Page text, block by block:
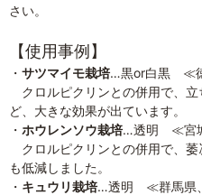
さい。
【使用事例】
・ サツマイモ栽培…黒or白黒 ≪
クロルピクリンとの併用で、
ど、大きな効果が出ています。
・ ホウレンソウ栽培…透明 ≪宮
クロルピクリンとの併用で、
も低減しました。
・ キュウリ栽培…透明 ≪群馬県